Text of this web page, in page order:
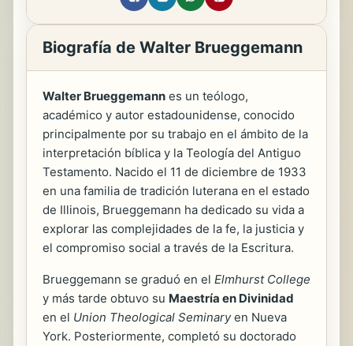
Biografía de Walter Brueggemann
Walter Brueggemann es un teólogo,
académico y autor estadounidense, conocido
principalmente por su trabajo en el ámbito de la
interpretación bíblica y la Teología del Antiguo
Testamento. Nacido el 11 de diciembre de 1933
en una familia de tradición luterana en el estado
de Illinois, Brueggemann ha dedicado su vida a
explorar las complejidades de la fe, la justicia y
el compromiso social a través de la Escritura.
Brueggemann se graduó en el Elmhurst College
y más tarde obtuvo su Maestría en Divinidad
en el Union Theological Seminaryen Nueva
York. Posteriormente, completó su doctorado